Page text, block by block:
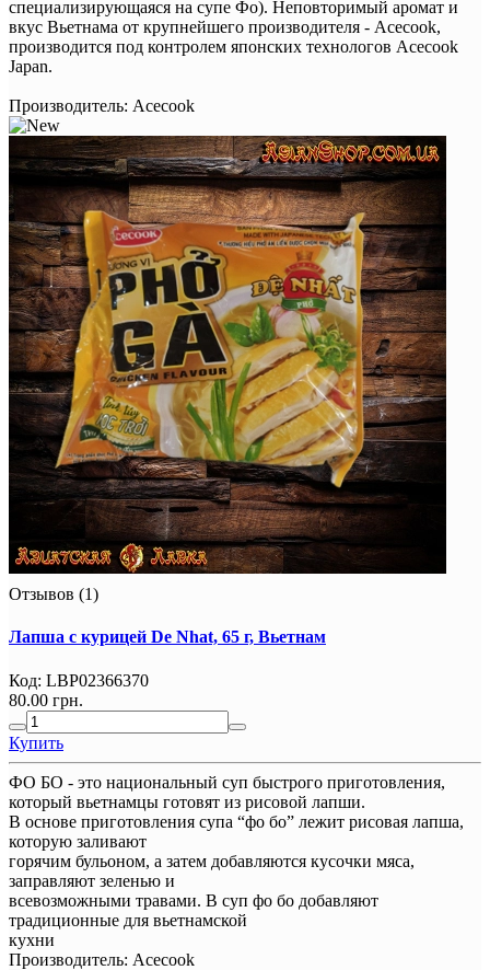
специализирующаяся на супе Фо). Неповторимый аромат и
вкус Вьетнама от крупнейшего производителя - Acecook,
производится под контролем японских технологов Acecook
Japan.
Производитель: Acecook
Отзывов (1)
Лапша с курицей De Nhat, 65 г, Вьетнам
Код: LBP02366370
80.00 грн.
Купить
ФО БО - это национальный суп быстрого приготовления,
который вьетнамцы готовят из рисовой лапши.
В основе приготовления супа “фо бо” лежит рисовая лапша,
которую заливают
горячим бульоном, а затем добавляются кусочки мяса,
заправляют зеленью и
всевозможными травами. В суп фо бо добавляют
традиционные для вьетнамской
кухни
Производитель: Acecook